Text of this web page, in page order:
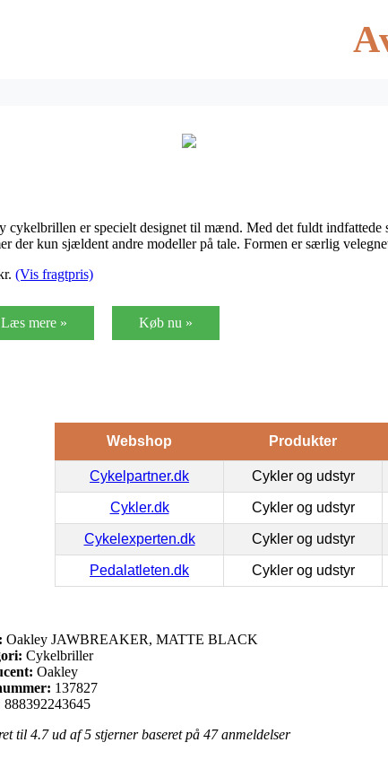
cykelbrillen er specielt designet til mænd. Med det fuldt indfattede
der kun sjældent andre modeller på tale. Formen er særlig
(Vis fragtpris)
Læs mere » Køb nu »
Webshop Produkter
Cykelpartner.dk Cykler og udstyr
Cykler.dk Cykler og udstyr
Cykelexperten.dk Cykler og udstyr
Pedalatleten.dk Cykler og udstyr
Oakley JAWBREAKER, MATTE BLACK
Cykelbriller
Oakley
137827
888392243645
til 4.7ud af 5 stjerner baseret på 47anmeldelser